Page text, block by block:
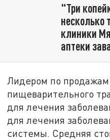
"Три
клиники
аптеки
Лидером по
пищеварительного
для лечения
для лечения
системы. Средняя